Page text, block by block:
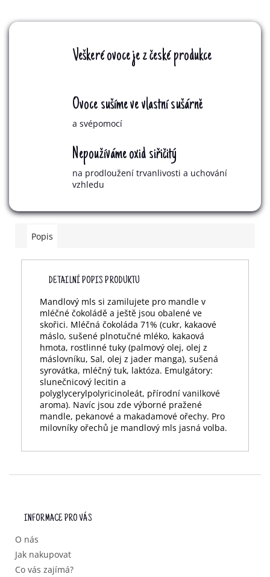
Veškeré ovoce je z české produkce
Ovoce sušíme ve vlastní sušárně
a svépomocí
Nepoužíváme oxid siřičitý
na prodloužení trvanlivosti a uchování
vzhledu
Popis
DETAILNÍ POPIS PRODUKTU
Mandlový mls si zamilujete pro mandle v
mléčné čokoládě a ještě jsou obalené ve
skořici. Mléčná čokoláda 71% (cukr, kakaové
máslo, sušené plnotučné mléko, kakaová
hmota, rostlinné tuky (palmový olej, olej z
máslovníku, Sal, olej z jader manga), sušená
syrovátka, mléčný tuk, laktóza. Emulgátory:
slunečnicový lecitin a
polyglycerylpolyricinoleát, přírodní vanilkové
aroma). Navíc jsou zde výborné pražené
mandle, pekanové a makadamové ořechy. Pro
milovníky ořechů je mandlový mls jasná volba.
INFORMACE PRO VÁS
O nás
Jak nakupovat
Co vás zajímá?